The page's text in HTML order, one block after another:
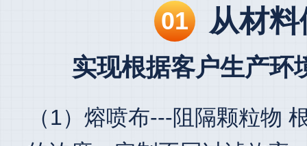
01 从材
实现根据客户生产环
（1）熔喷布---阻隔颗粒物